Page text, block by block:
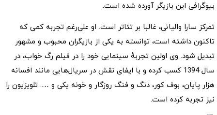
بیوگرافی این بازیگر آورده شده است.
تمرکز سارا والیانی، غالبا بر تئاتر است. او علی‌رغم تجربه‌ کمی که
تاکنون داشته است، توانسته به یکی از بازیگران محبوب و مشهور
تبدیل شود. وی اولین تجربهٔ سینمایی خود را در فیلم رگ خواب، در
سال 1394 کسب کرده و با ایفای نقش در سریال‌هایی مانند افسانه
هزار پایان، بوف کور، دنگ و فنگ روزگار و خونه یکی و …. تلویزیون را
نیز تجربه کرده است.